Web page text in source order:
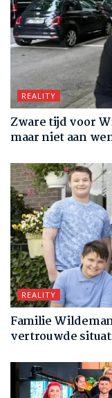
REALITY
Zware tijd voor
maar niet aan
REALITY
Familie
vertrouwde